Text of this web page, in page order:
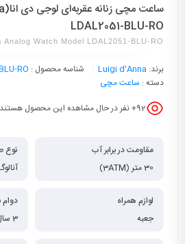
LDAL2051-BLU-RO
Analog Watch Model LDAL2051-BLU-RO
برند: Luigi d'Anna شناسه محصول : RO
دسته : ساعت مچی
92+ نفر در حال مشاهده این محصول هستند
مقاومت در برابر آب
30 متر (3ATM)
نوع
لوازم همراه
جعبه
دوام
3 سال